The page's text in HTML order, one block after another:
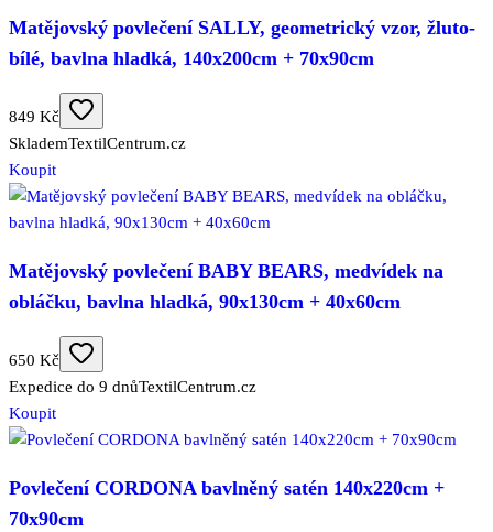
Matějovský povlečení SALLY, geometrický vzor, žluto-
bílé, bavlna hladká, 140x200cm + 70x90cm
849 Kč
SklademTextilCentrum.cz
Koupit
Matějovský povlečení BABY BEARS, medvídek na
obláčku, bavlna hladká, 90x130cm + 40x60cm
650 Kč
Expedice do 9 dnůTextilCentrum.cz
Koupit
Povlečení CORDONA bavlněný satén 140x220cm +
70x90cm